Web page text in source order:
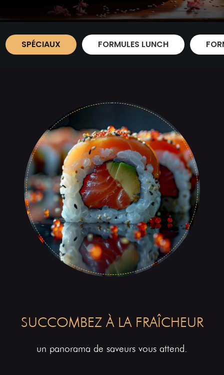
SPÉCIAUX FORMULES LUNCH
SUCCOMBEZ À LA FRAÎCHEUR
un panorama de saveurs vous attend.